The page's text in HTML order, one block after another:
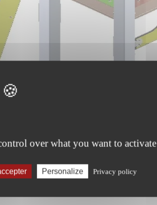
over what you want to activate
Personalize Privacy policy